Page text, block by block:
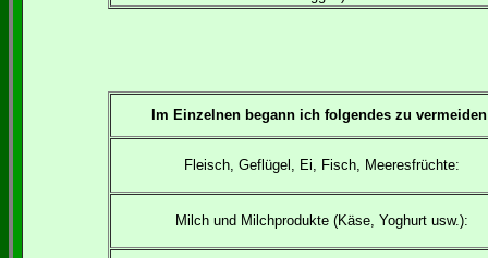
Im Einzelnen begann ich folgendes zu
Fleisch, Geflügel, Ei, Fisch, Meeresfrüchte:
Milch und Milchprodukte (Käse, Yoghurt usw.):